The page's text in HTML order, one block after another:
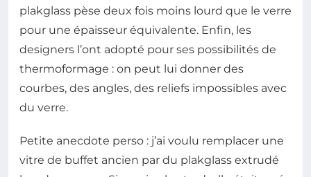
plakglass pèse deux fois moins lourd que le verre
pour une épaisseur équivalente. Enfin, les
designers l’ont adopté pour ses possibilités de
thermoformage : on peut lui donner des
courbes, des angles, des reliefs impossibles avec
du verre.
Petite anecdote perso : j’ai voulu remplacer une
vitre de buffet ancien par du plakglass extrudé